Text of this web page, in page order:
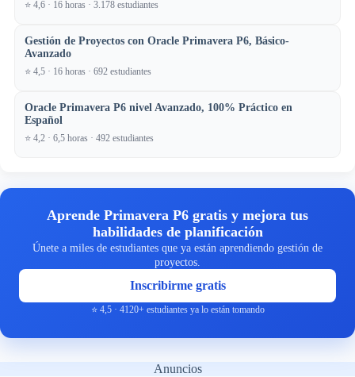
⭐ 4,6 · 16 horas · 3.178 estudiantes
Gestión de Proyectos con Oracle Primavera P6, Básico-
Avanzado
⭐ 4,5 · 16 horas · 692 estudiantes
Oracle Primavera P6 nivel Avanzado, 100% Práctico en
Español
⭐ 4,2 · 6,5 horas · 492 estudiantes
Aprende Primavera P6 gratis y mejora tus
habilidades de planificación
Únete a miles de estudiantes que ya están aprendiendo gestión de
proyectos.
Inscribirme gratis
⭐ 4,5 · 4120+ estudiantes ya lo están tomando
Anuncios